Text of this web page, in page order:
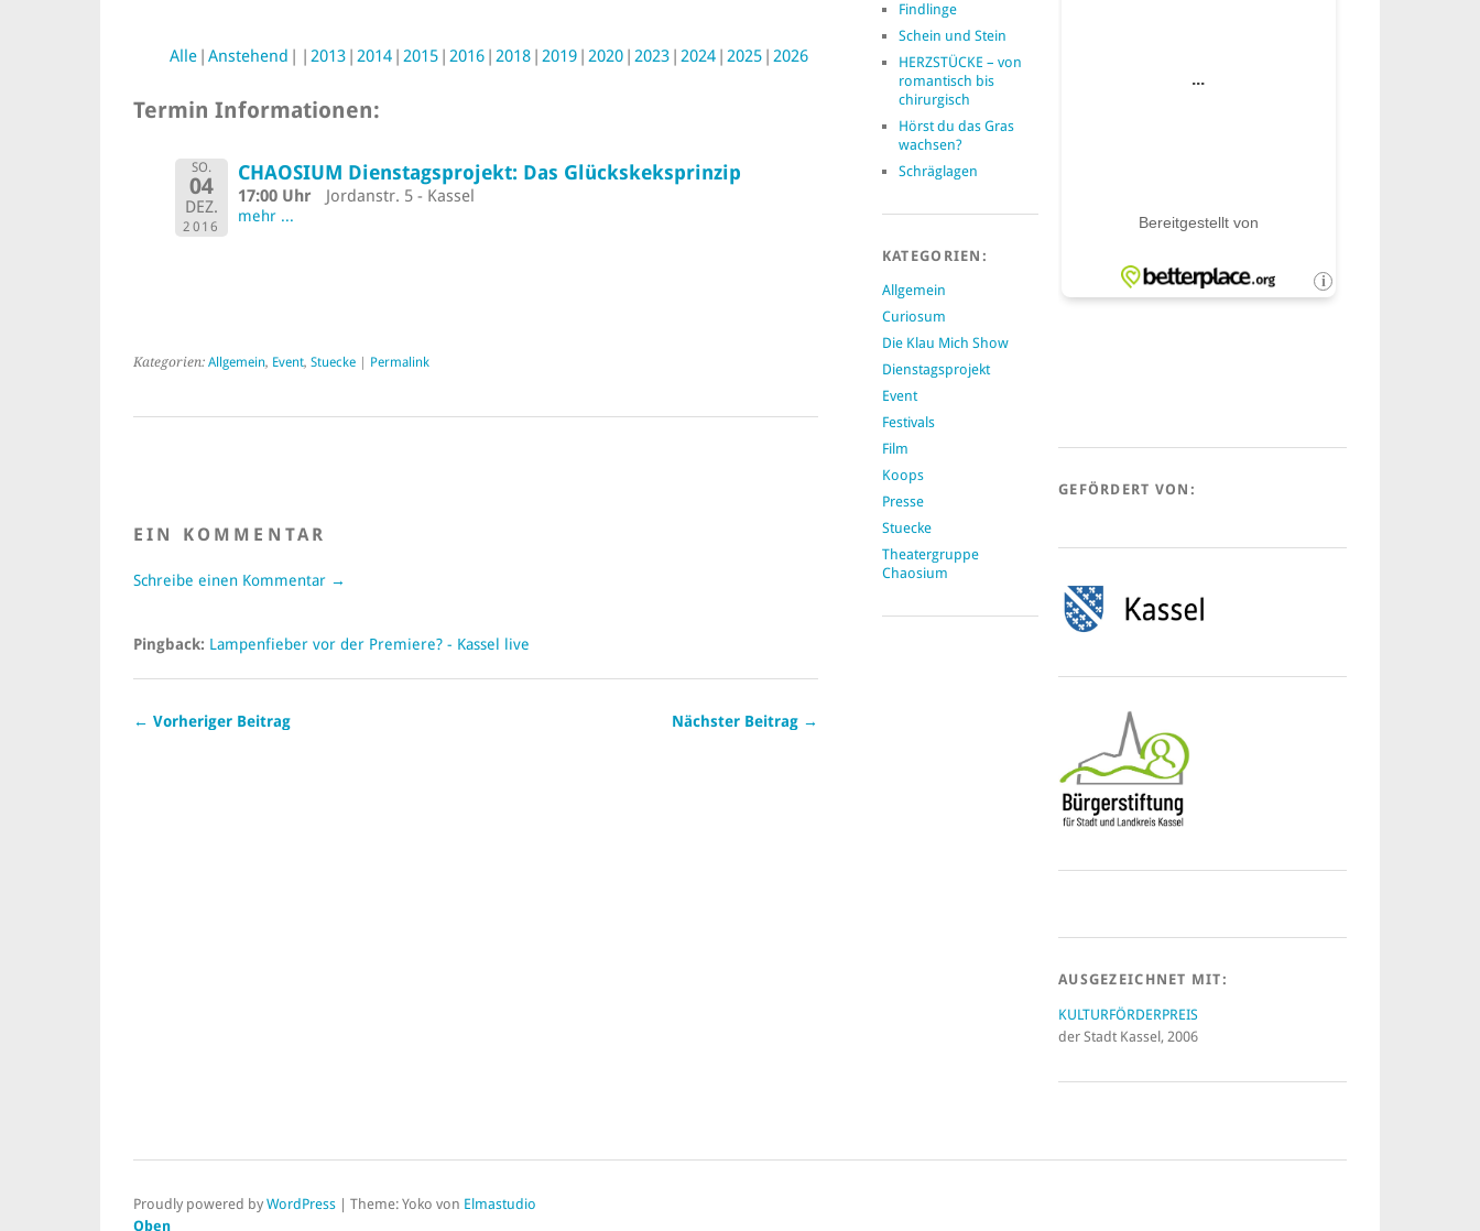
Alle Anstehend 2013 2014 2015 2016 2018 2019 2020 2023 2024 2025 2026
Termin Informationen:
SO.
04
DEZ.
2016
CHAOSIUM Dienstagsprojekt: Das Glückskeksprinzip
17:00 Uhr Jordanstr. 5 - Kassel
mehr ...
Kategorien: Allgemein, Event, Stuecke Permalink
EIN KOMMENTAR
Schreibe einen Kommentar →
Pingback: Lampenfieber vor der Premiere? - Kassel live
← Vorheriger Beitrag Nächster Beitrag →
Findlinge
Schein und Stein
HERZSTÜCKE – von
romantisch bis
chirurgisch
Hörst du das Gras
wachsen?
Schräglagen
KATEGORIEN:
Allgemein
Curiosum
Die Klau Mich Show
Dienstagsprojekt
Event
Festivals
Film
Koops
Presse
Stuecke
Theatergruppe
Chaosium
GEFÖRDERT VON:
AUSGEZEICHNET MIT:
KULTURFÖRDERPREIS
der Stadt Kassel, 2006
Proudly powered by WordPress Theme: Yoko von Elmastudio
Oben